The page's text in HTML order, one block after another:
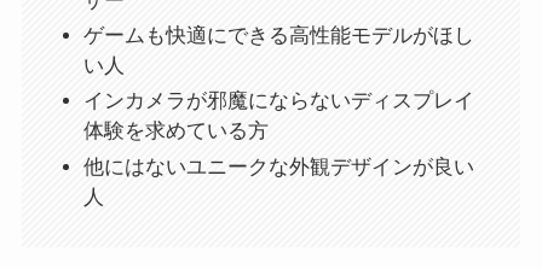
ゲームも快適にできる高性能モデルがほし
い人
インカメラが邪魔にならないディスプレイ
体験を求めている方
他にはないユニークな外観デザインが良い
人